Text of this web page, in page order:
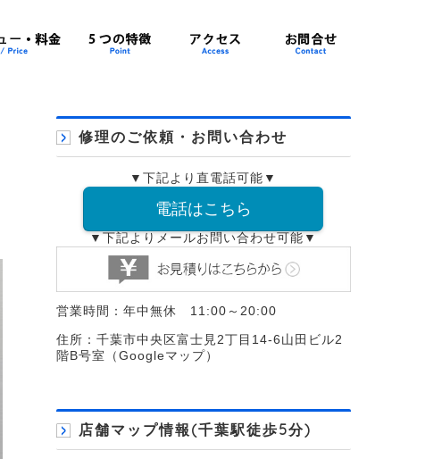
修理のご依頼・お問い合わせ
▼下記より直電話可能▼
電話はこちら
▼下記よりメールお問い合わせ可能▼
営業時間：年中無休 11:00～20:00
住所：千葉市中央区富士見2丁目14-6山田ビル2
階B号室（ Googleマップ ）
店舗マップ情報(千葉駅徒歩5分)